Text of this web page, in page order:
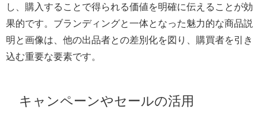
し、購入することで得られる価値を明確に伝えることが効
果的です。ブランディングと一体となった魅力的な商品説
明と画像は、他の出品者との差別化を図り、購買者を引き
込む重要な要素です。
キャンペーンやセールの活用